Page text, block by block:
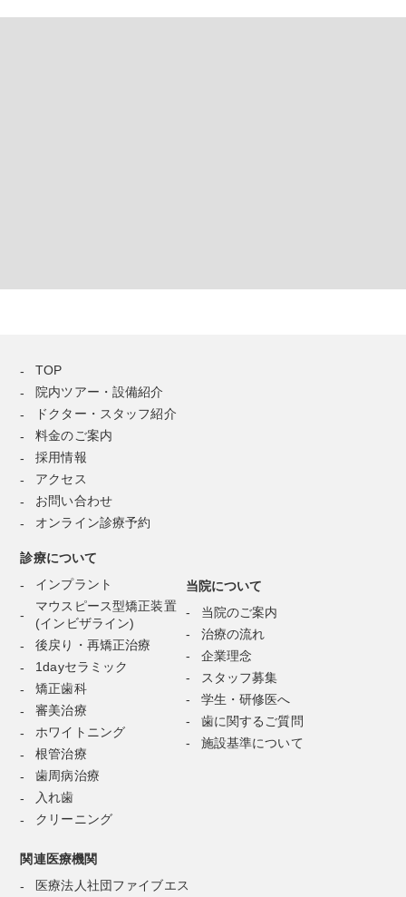
TOP
院内ツアー・設備紹介
ドクター・スタッフ紹介
料金のご案内
採用情報
アクセス
お問い合わせ
オンライン診療予約
診療について
インプラント
マウスピース型矯正装置
(インビザライン)
後戻り・再矯正治療
1dayセラミック
矯正歯科
審美治療
ホワイトニング
根管治療
歯周病治療
入れ歯
クリーニング
当院について
当院のご案内
治療の流れ
企業理念
スタッフ募集
学生・研修医へ
歯に関するご質問
施設基準について
関連医療機関
医療法人社団ファイブエス